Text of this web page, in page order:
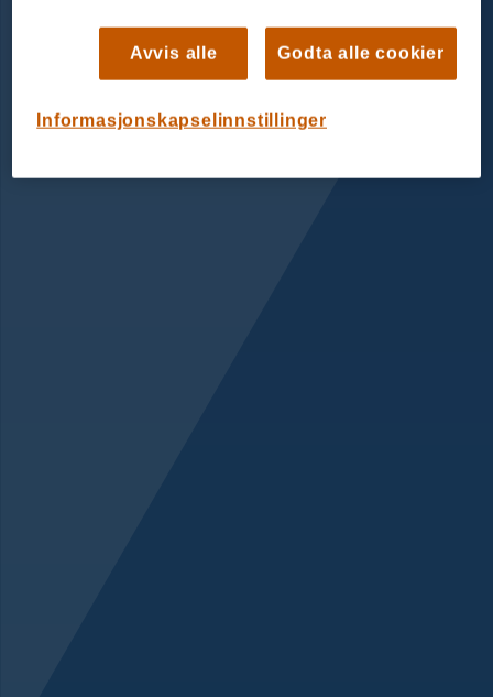
Informasjonskapselinnstillinger
Avvis alle Godta alle cookier